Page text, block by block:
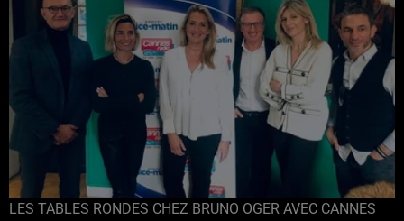
LES TABLES RONDES CHEZ BRUNO OGER AVEC CANNES